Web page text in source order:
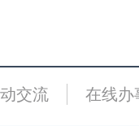
交流 在线办